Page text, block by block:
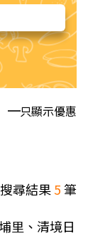
只顯示優惠
搜尋結果5筆
里、清境日